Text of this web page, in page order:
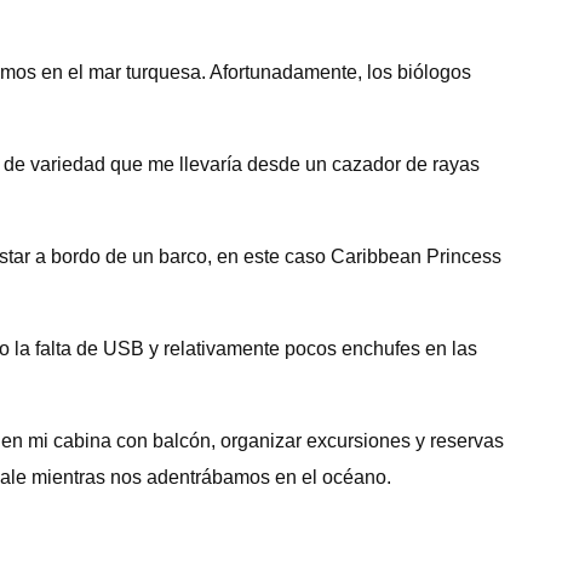
en el mar turquesa. Afortunadamente, los biólogos
variedad que me llevaría desde un cazador de rayas
a bordo de un barco, en este caso Caribbean Princess
la falta de USB y relativamente pocos enchufes en las
mi cabina con balcón, organizar excursiones y reservas
mientras nos adentrábamos en el océano.